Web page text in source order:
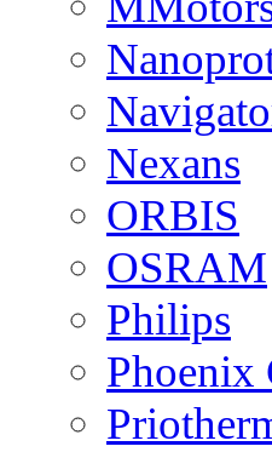
Nexans
ORBIS
OSRAM
Philips
Phoenix